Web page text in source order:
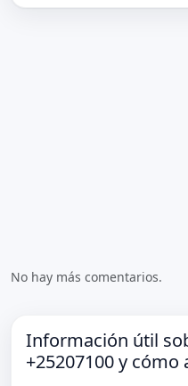
No hay más comentarios.
Información útil
+25207100 y cómo